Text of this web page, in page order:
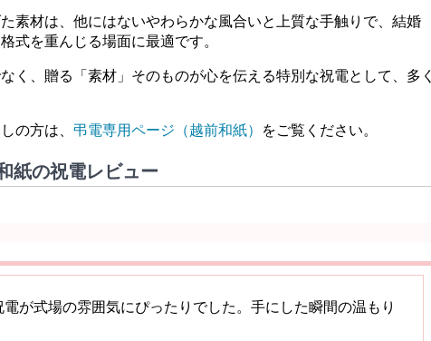
素材は、他にはないやわらかな風合いと上質な手触りで、結婚
式を重んじる場面に最適です。
く、贈る「素材」そのものが心を伝える特別な祝電として、多く
の方は、 弔電専用ページ（越前和紙） をご覧ください。
紙の祝電レビュー
が式場の雰囲気にぴったりでした。手にした瞬間の温もり